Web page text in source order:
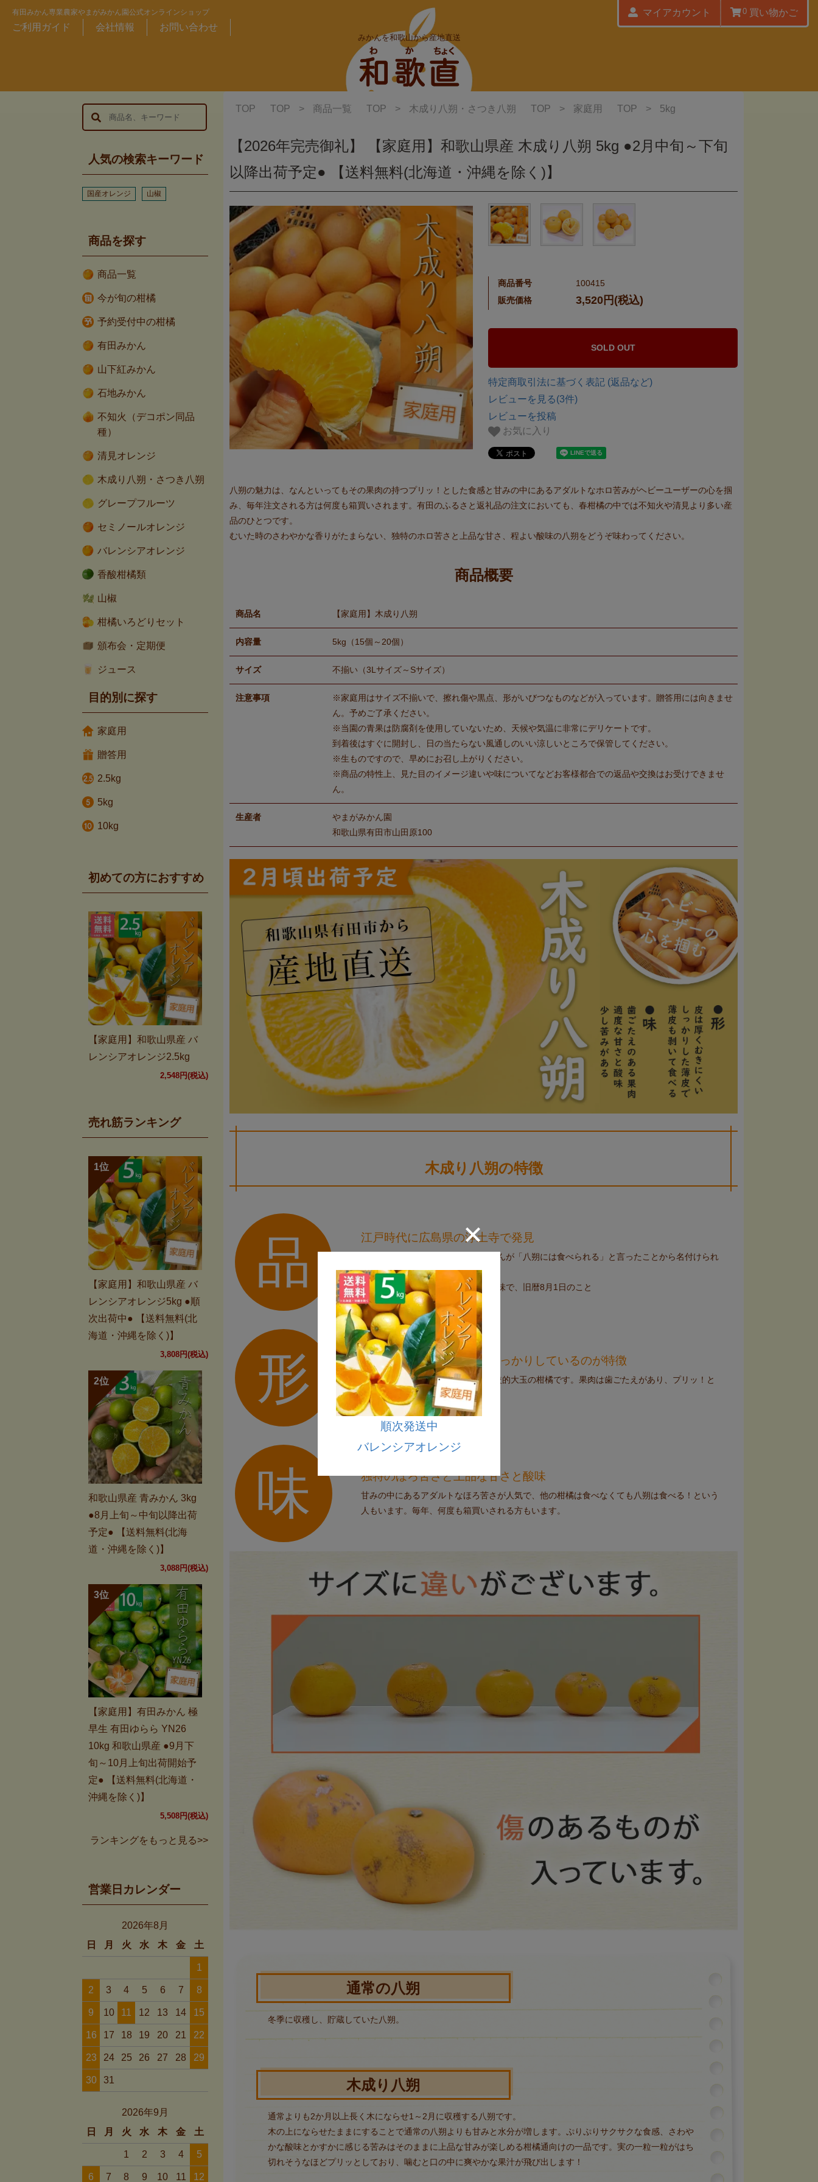
有田みかん専業農家やまがみかん園公式オンラインショップ
ご利用ガイド 会社情報 お問い合わせ
マイアカウント 0買い物かご
みかんを和歌山から産地直送
TOP TOP > 商品一覧 TOP > 木成り八朔・さつき八朔 TOP > 家庭用 TOP > 5kg
【2026年完売御礼】 【家庭用】和歌山県産 木成り八朔 5kg ●2月中旬～下旬
以降出荷予定● 【送料無料(北海道・沖縄を除く)】
商品番号
100415
販売価格
3,520円(税込)
SOLD OUT
特定商取引法に基づく表記 (返品など)
レビューを見る(3件)
レビューを投稿
お気に入り
八朔の魅力は、なんといってもその果肉の持つプリッ！とした食感と甘みの中にあるアダルトなホロ苦みがヘビーユーザーの心を掴
み、毎年注文される方は何度も箱買いされます。有田のふるさと返礼品の注文においても、春柑橘の中では不知火や清見より多い産
品のひとつです。
むいた時のさわやかな香りがたまらない、独特のホロ苦さと上品な甘さ、程よい酸味の八朔をどうぞ味わってください。
商品概要
商品名 【家庭用】木成り八朔
内容量 5kg（15個～20個）
サイズ 不揃い（3Lサイズ～Sサイズ）
注意事項
※家庭用はサイズ不揃いで、擦れ傷や黒点、形がいびつなものなどが入っています。贈答用には向きませ
ん。予めご了承ください。
※当園の青果は防腐剤を使用していないため、天候や気温に非常にデリケートです。
到着後はすぐに開封し、日の当たらない風通しのいい涼しいところで保管してください。
※生ものですので、早めにお召し上がりください。
※商品の特性上、見た目のイメージ違いや味についてなどお客様都合での返品や交換はお受けできませ
ん。
生産者
やまがみかん園
和歌山県有田市山田原100
木成り八朔の特徴
品 江戸時代に広島県の浄土寺で発見
名前の由来は、当時、お寺の住職さんが「八朔には食べられる」と言ったことから名付けられ
たというのが定説です。
※八朔：八月朔日（さくじつ）の意味で、旧暦8月1日のこと
形 果皮はむきにくく薄皮もしっかりしているのが特徴
およそ300g～400gの大きさで、比較的大玉の柑橘です。果肉は歯ごたえがあり、プリッ！と
した食感を楽しむことができます。
味 独特のほろ苦さと上品な甘さと酸味
甘みの中にあるアダルトなほろ苦さが人気で、他の柑橘は食べなくても八朔は食べる！という
人もいます。毎年、何度も箱買いされる方もいます。
通常の八朔
冬季に収穫し、貯蔵していた八朔。
木成り八朔
通常よりも2か月以上長く木にならせ1～2月に収穫する八朔です。
木の上にならせたままにすることで通常の八朔よりも甘みと水分が増します。ぷりぷりサクサクな食感、さわや
かな酸味とかすかに感じる苦みはそのままに上品な甘みが楽しめる柑橘通向けの一品です。実の一粒一粒がはち
切れそうなほどプリッとしており、噛むと口の中に爽やかな果汁が飛び出します！
人気の検索キーワード
国産オレンジ 山椒
商品を探す
商品一覧
今が旬の柑橘
予約受付中の柑橘
有田みかん
山下紅みかん
石地みかん
不知火（デコポン同品
種）
清見オレンジ
木成り八朔・さつき八朔
グレープフルーツ
セミノールオレンジ
バレンシアオレンジ
香酸柑橘類
山椒
柑橘いろどりセット
頒布会・定期便
ジュース
目的別に探す
家庭用
贈答用
2.5kg
5kg
10kg
初めての方におすすめ
【家庭用】和歌山県産 バ
レンシアオレンジ2.5kg
2,548円(税込)
売れ筋ランキング
【家庭用】和歌山県産 バ
レンシアオレンジ5kg ●順
次出荷中● 【送料無料(北
海道・沖縄を除く)】
3,808円(税込)
和歌山県産 青みかん 3kg
●8月上旬～中旬以降出荷
予定● 【送料無料(北海
道・沖縄を除く)】
3,088円(税込)
【家庭用】有田みかん 極
早生 有田ゆらら YN26
10kg 和歌山県産 ●9月下
旬～10月上旬出荷開始予
定● 【送料無料(北海道・
沖縄を除く)】
5,508円(税込)
ランキングをもっと見る>>
営業日カレンダー
2026年8月
日
月 火 水 木 金 土
1
2 3 4 5 6 7 8
9 10 11 12 13 14 15
16 17 18 19 20 21 22
23 24 25 26 27 28 29
30 31
2026年9月
日
月 火 水 木 金 土
1 2 3 4 5
6 7 8 9 10 11 12
順次発送中
バレンシアオレンジ